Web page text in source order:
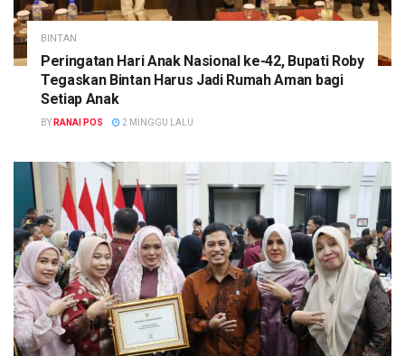
BINTAN
Peringatan Hari Anak Nasional ke-42, Bupati Roby
Tegaskan Bintan Harus Jadi Rumah Aman bagi
Setiap Anak
BY RANAI POS 2 MINGGU LALU